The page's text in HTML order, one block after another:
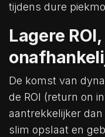
tijdens dure
Lagere
De komst van
de ROI (return on
aantrekkelijker dan
slim opslaat en